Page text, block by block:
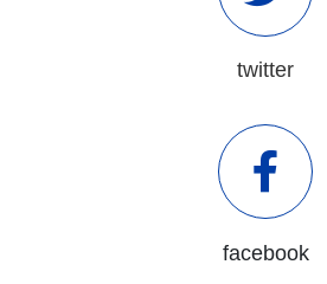
twitter
facebook